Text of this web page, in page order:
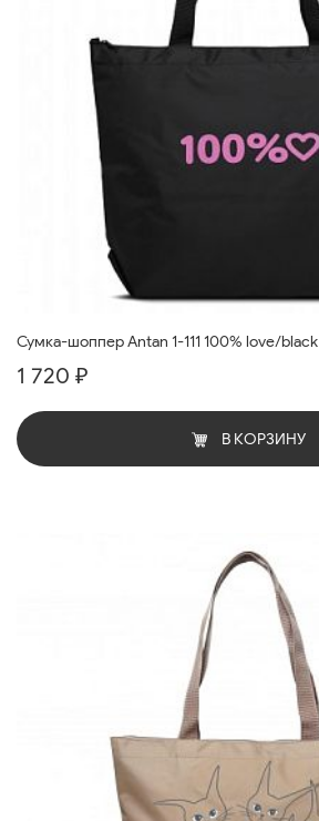
Сумка-шоппер Antan 1-111 100% love/black
1 720 ₽
В КОРЗИНУ